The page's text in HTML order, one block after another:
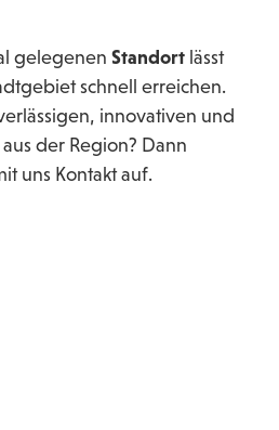
gelegenen Standort lässt
schnell erreichen.
innovativen und
der Region? Dann
uns Kontakt auf.